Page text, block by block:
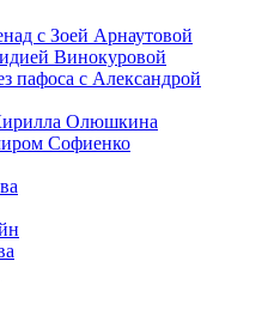
с Зоей Арнаутовой
Винокуровой
пафоса с Александрой
Олюшкина
Софиенко